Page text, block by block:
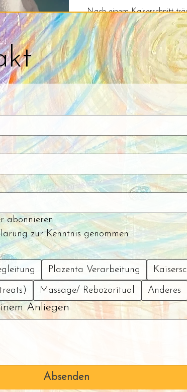
Nach einem Kaiserschnitt
Geburt. Doch ich hätte nie
und heilsam diese
teile ich meine Erfahrung –
Moment, in dem ich meine
durfte.
abonnieren
zur Kenntnis genommen
Plazenta Verarbeitung
Massage/ Rebozoritual Anderes
Anliegen
Absenden